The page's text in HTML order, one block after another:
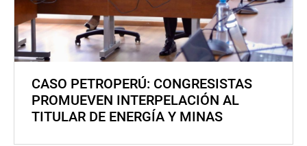
CASO PETROPERÚ: CONGRESISTAS
PROMUEVEN INTERPELACIÓN AL
TITULAR DE ENERGÍA Y MINAS